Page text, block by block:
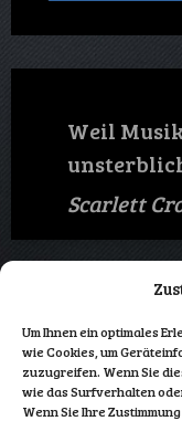
Um Ihnen ein optimales
wie Cookies, um
zuzugreifen. Wenn Sie
wie das Surfverhalten
Wenn Sie Ihre
Weil
Scarlett